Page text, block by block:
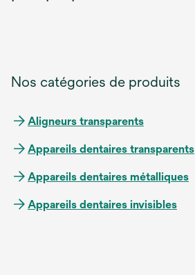
Nos catégories de produits
Aligneurs transparents
Appareils dentaires transparents
Appareils dentaires métalliques
Appareils dentaires invisibles